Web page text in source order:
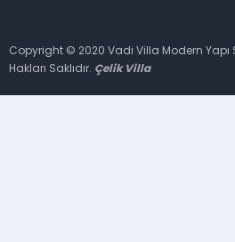
Copyright © 2020 Vadi Villa Modern Yapı
Hakları Saklıdır. Çelik Villa